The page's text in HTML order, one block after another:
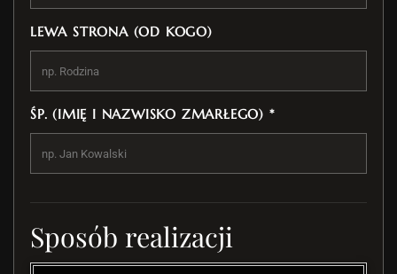
LEWA STRONA (OD KOGO)
ŚP. (IMIĘ I NAZWISKO ZMARŁEGO) *
Sposób realizacji